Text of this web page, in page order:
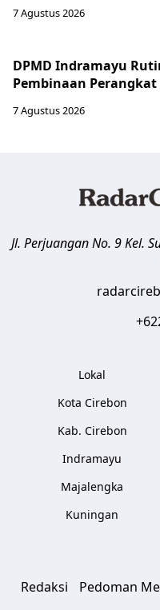
7 Agustus 2026
DPMD Indramayu
Pembinaan Perangkat
7 Agustus 2026
Jl. Perjuangan No. 9 Kel.
Lokal
Kota Cirebon
Kab. Cirebon
Indramayu
Majalengka
Kuningan
Redaksi Pedoman